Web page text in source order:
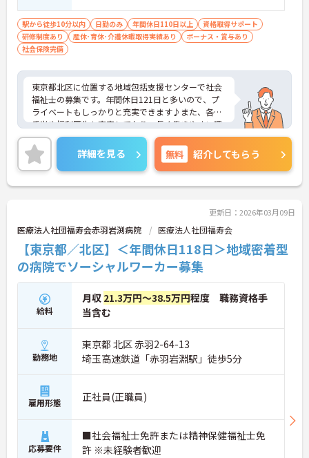
駅から徒歩10分以内 日勤のみ 年間休日110日以上
資格取得サポート
研修制度あり
産休･育休･介護休暇取得実績あり
ボーナス・賞与あり
社会保険完備
東京都北区に位置する地域包括支援センターで社会
福祉士の募集です。年間休日121日と多いので、プ
ライベートもしっかりと充実できます♪また、各種
手当や福利厚生も充実しており、長く働きやすい環
境が整っています！ご興味のある方はご面接のポイ
ントお伝えしますのでご気軽にお問い合わせくださ
い。
詳細を見る 無料 紹介してもらう
更新日：2026年03月09日
医療法人社団福寿会赤羽岩渕病院 医療法人社団福寿会
【東京都／北区】＜年間休日118日＞地域密着型
の病院でソーシャルワーカー募集
給料
月収 21.3万円～38.5万円程度 職務資格手
当含む
勤務地
東京都 北区 赤羽2-64-13
埼玉高速鉄道「赤羽岩淵駅」徒歩5分
雇用形態 正社員(正職員)
応募要件
■社会福祉士免許または精神保健福祉士免
許 ※未経験者歓迎